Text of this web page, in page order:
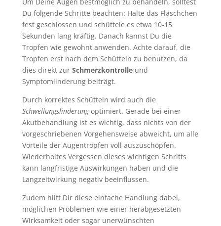
Du folgende Schritte beachten: Halte das Fläschchen
fest geschlossen und schüttele es etwa 10-15
Sekunden lang kräftig. Danach kannst Du die
Tropfen wie gewohnt anwenden. Achte darauf, die
Tropfen erst nach dem Schütteln zu benutzen, da
dies direkt zur Schmerzkontrolleund
Symptomlinderung beiträgt.
Durch korrektes Schütteln wird auch die
Schwellungslinderungoptimiert. Gerade bei einer
Akutbehandlung ist es wichtig, dass nichts von der
vorgeschriebenen Vorgehensweise abweicht, um alle
Vorteile der Augentropfen voll auszuschöpfen.
Wiederholtes Vergessen dieses wichtigen Schritts
kann langfristige Auswirkungen haben und die
Langzeitwirkung negativ beeinflussen.
Zudem hilft Dir diese einfache Handlung dabei,
möglichen Problemen wie einer herabgesetzten
Wirksamkeit oder sogar unerwünschten